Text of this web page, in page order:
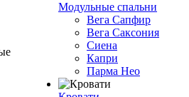
Модульные спальни
Вега Сапфир
Вега Саксония
Сиена
Капри
Парма Нео